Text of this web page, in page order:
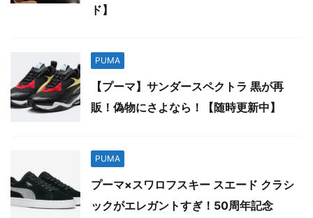
ド】
PUMA
【プーマ】サンダースペクトラ 黒が再
販！偽物にさよなら！【随時更新中】
PUMA
プーマ×スワロフスキー スエード クラシ
ックがエレガントすぎ！50周年記念